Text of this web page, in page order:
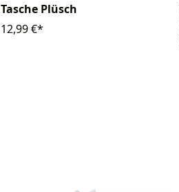
Tasche Plüsch
12,99 €*